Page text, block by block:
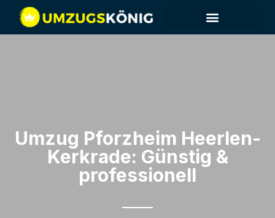
Umzug Pforzheim​ Heerlen-
Kerkrade: Günstig &
professionell​